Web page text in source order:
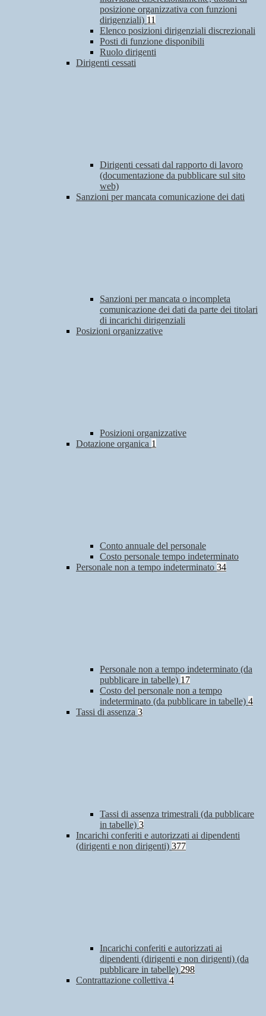
posizione organizzativa con funzioni
dirigenziali) 11
Elenco posizioni dirigenziali discrezionali
Posti di funzione disponibili
Ruolo dirigenti
Dirigenti cessati
Dirigenti cessati dal rapporto di lavoro
(documentazione da pubblicare sul sito
web)
Sanzioni per mancata comunicazione dei dati
Sanzioni per mancata o incompleta
comunicazione dei dati da parte dei titolari
di incarichi dirigenziali
Posizioni organizzative
Posizioni organizzative
Dotazione organica 1
Conto annuale del personale
Costo personale tempo indeterminato
Personale non a tempo indeterminato 34
Personale non a tempo indeterminato (da
pubblicare in tabelle) 17
Costo del personale non a tempo
indeterminato (da pubblicare in tabelle) 4
Tassi di assenza 3
Tassi di assenza trimestrali (da pubblicare
in tabelle) 3
Incarichi conferiti e autorizzati ai dipendenti
(dirigenti e non dirigenti) 377
Incarichi conferiti e autorizzati ai
dipendenti (dirigenti e non dirigenti) (da
pubblicare in tabelle) 298
Contrattazione collettiva 4